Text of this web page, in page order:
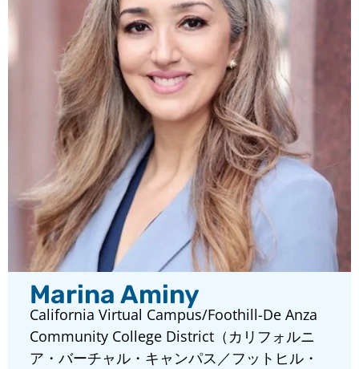
Marina Aminy
California Virtual Campus/Foothill-De Anza
Community College District（カリフォルニ
ア・バーチャル・キャンパス／フットヒル・